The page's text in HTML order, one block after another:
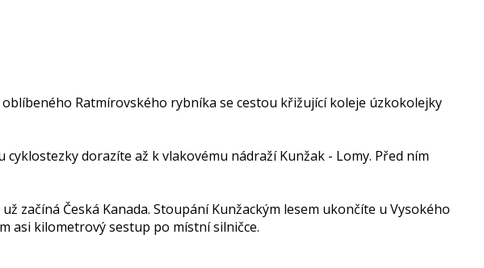
Ratmírovského rybníka se cestou křižující koleje úzkokolejky
dorazíte až k vlakovému nádraží Kunžak - Lomy. Před ním
začíná Česká Kanada. Stoupání Kunžackým lesem ukončíte u Vysokého
asi kilometrový sestup po místní silničce.